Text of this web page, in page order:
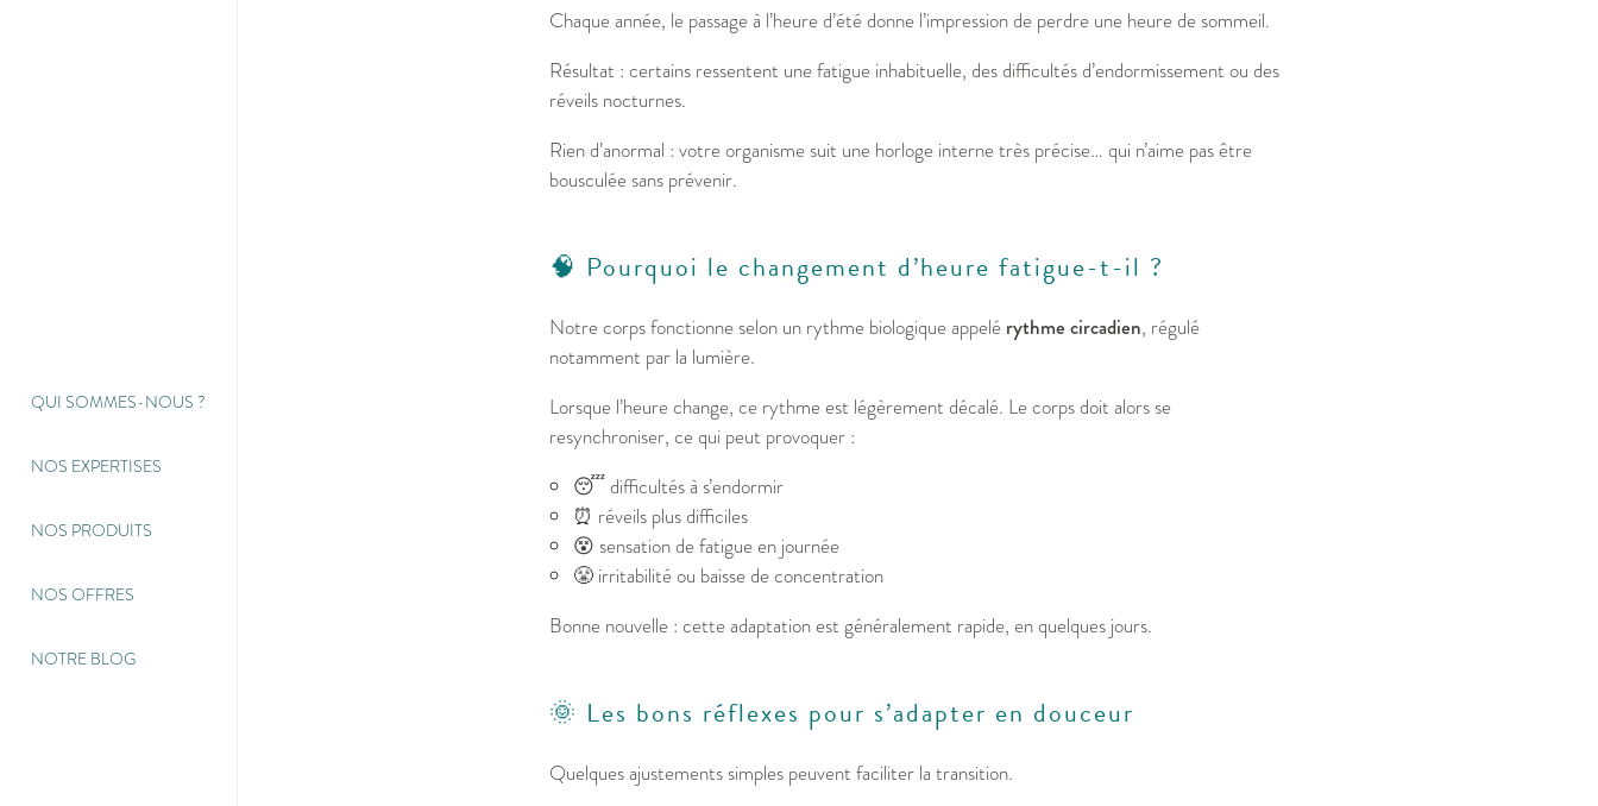
Chaque année, le passage à l’heure d’été donne l’impression de perdre une heure de sommeil.
Résultat : certains ressentent une fatigue inhabituelle, des difficultés d’endormissement ou des
réveils nocturnes.
Rien d’anormal : votre organisme suit une horloge interne très précise… qui n’aime pas être
bousculée sans prévenir.
🧠 Pourquoi le changement d’heure fatigue-t-il ?
Notre corps fonctionne selon un rythme biologique appelé rythme circadien, régulé
notamment par la lumière.
Lorsque l’heure change, ce rythme est légèrement décalé. Le corps doit alors se
resynchroniser, ce qui peut provoquer :
😴 difficultés à s’endormir
⏰ réveils plus difficiles
😵 sensation de fatigue en journée
😤 irritabilité ou baisse de concentration
Bonne nouvelle : cette adaptation est généralement rapide, en quelques jours.
🌞 Les bons réflexes pour s’adapter en douceur
Quelques ajustements simples peuvent faciliter la transition.
QUI SOMMES-NOUS ?
NOS EXPERTISES
NOS PRODUITS
NOS OFFRES
NOTRE BLOG